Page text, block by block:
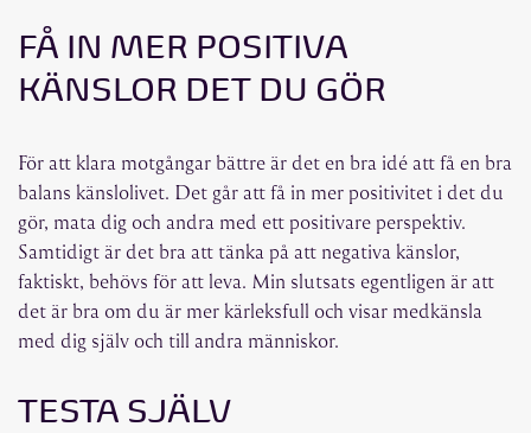
FÅ IN MER POSITIVA
KÄNSLOR DET DU GÖR
För att klara motgångar bättre är det en bra idé att få en bra
balans känslolivet. Det går att få in mer positivitet i det du
gör, mata dig och andra med ett positivare perspektiv.
Samtidigt är det bra att tänka på att negativa känslor,
faktiskt, behövs för att leva. Min slutsats egentligen är att
det är bra om du är mer kärleksfull och visar medkänsla
med dig själv och till andra människor.
TESTA SJÄLV